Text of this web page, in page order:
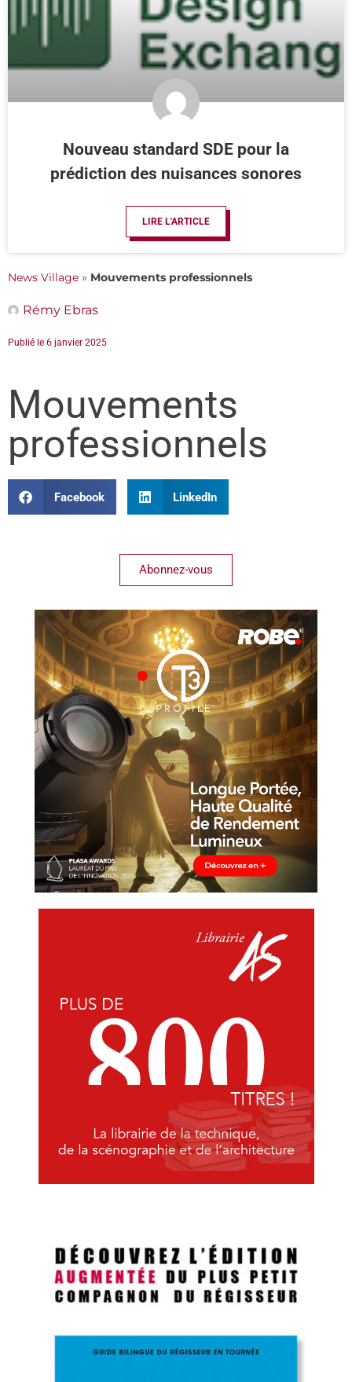
Nouveau standard SDE pour la
prédiction des nuisances sonores
LIRE L'ARTICLE
News Village » Mouvements professionnels
Rémy Ebras
Publié le 6 janvier 2025
Mouvements
professionnels
Facebook LinkedIn
Abonnez-vous